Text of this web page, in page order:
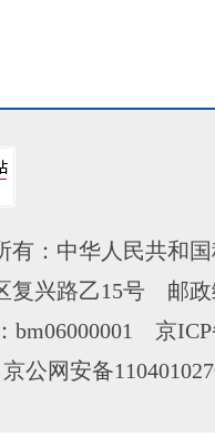
有：中华人民共和
复兴路乙15号 邮
bm06000001 京
京公网安备